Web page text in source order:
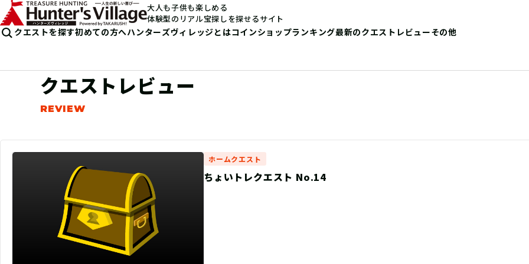
大人も子供も楽しめる
体験型のリアル宝探しを探せるサイト
クエストを探す初めての方へハンターズヴィレッジとはコインショップランキング最新のクエストレビューその他
クエストレビュー
ホームクエスト
ちょいトレクエスト No.14